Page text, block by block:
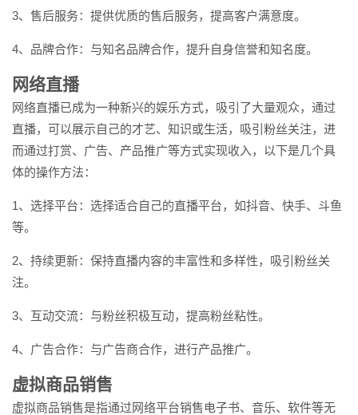
3、售后服务：提供优质的售后服务，提高客户满意度。
4、品牌合作：与知名品牌合作，提升自身信誉和知名度。
网络直播
网络直播已成为一种新兴的娱乐方式，吸引了大量观众，通过
直播，可以展示自己的才艺、知识或生活，吸引粉丝关注，进
而通过打赏、广告、产品推广等方式实现收入，以下是几个具
体的操作方法：
1、选择平台：选择适合自己的直播平台，如抖音、快手、斗鱼
等。
2、持续更新：保持直播内容的丰富性和多样性，吸引粉丝关
注。
3、互动交流：与粉丝积极互动，提高粉丝粘性。
4、广告合作：与广告商合作，进行产品推广。
虚拟商品销售
虚拟商品销售是指通过网络平台销售电子书、音乐、软件等无